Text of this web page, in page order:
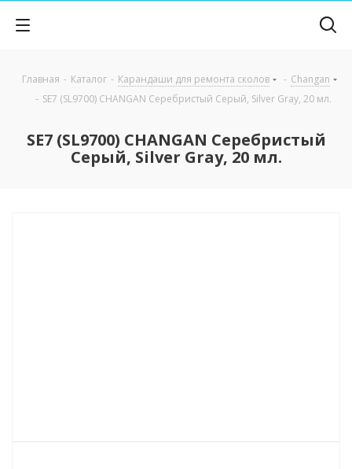
Главная - Каталог - Карандаши для ремонта сколов - Changan
- SE7 (SL9700) CHANGAN Серебристый Серый, Silver Gray, 20 мл.
SE7 (SL9700) CHANGAN Серебристый
Серый, Silver Gray, 20 мл.